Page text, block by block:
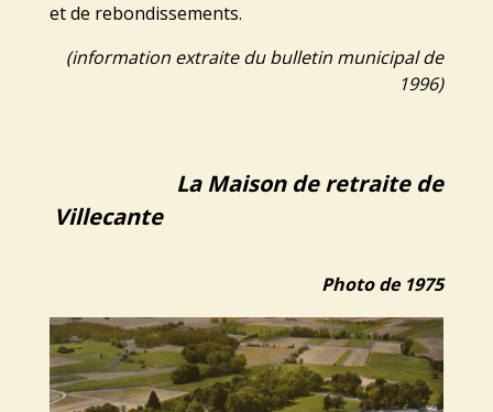
et de rebondissements.
(information extraite du bulletin municipal de
1996)
La Maison de retraite de
Villecante
Photo de 1975